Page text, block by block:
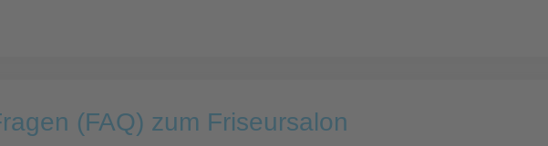
(FAQ) zum Friseursalon